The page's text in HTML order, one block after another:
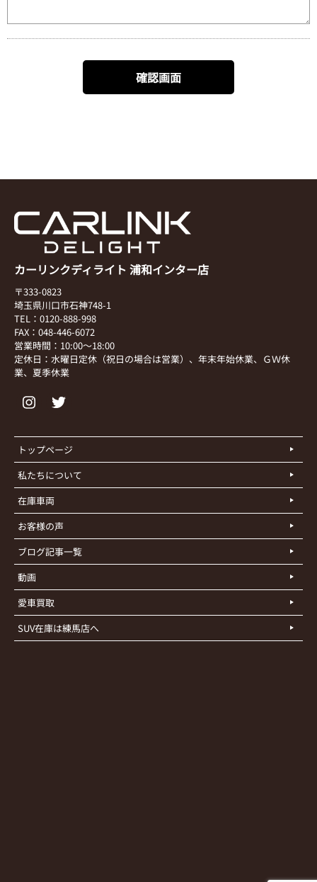
カーリンクディライト 浦和インター店
〒333-0823
埼玉県川口市石神748-1
TEL：0120-888-998
FAX：048-446-6072
営業時間：10:00～18:00
定休日：水曜日定休（祝日の場合は営業）、年末年始休業、ＧＷ休
業、夏季休業
トップページ
私たちについて
在庫車両
お客様の声
ブログ記事一覧
動画
愛車買取
SUV在庫は練馬店へ